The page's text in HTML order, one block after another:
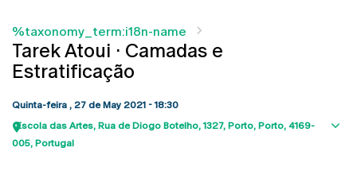
%taxonomy_term:i18n-name
Tarek Atoui · Camadas e
Estratificação
Quinta-feira , 27 de May 2021 - 18:30
Escola das Artes Rua de Diogo Botelho, 1327 Porto Porto 4169-
005 Portugal